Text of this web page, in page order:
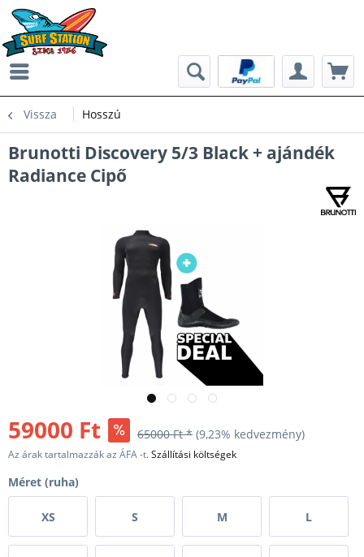
Vissza Hosszú
Brunotti Discovery 5/3 Black + ajándék
Radiance Cipő
59000 Ft 65000 Ft * (9,23% kedvezmény)
Az árak tartalmazzák az ÁFA -t.Szállítási költségek
Méret (ruha)
XS S M L